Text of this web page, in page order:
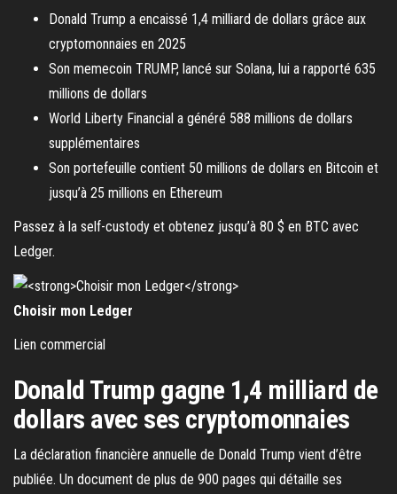
Donald Trump a encaissé 1,4 milliard de dollars grâce aux
cryptomonnaies en 2025
Son memecoin TRUMP, lancé sur Solana, lui a rapporté 635
millions de dollars
World Liberty Financial a généré 588 millions de dollars
supplémentaires
Son portefeuille contient 50 millions de dollars en Bitcoin et
jusqu’à 25 millions en Ethereum
Passez à la self-custody et obtenez jusqu’à 80 $ en BTC avec
Ledger.
Choisir mon Ledger
Lien commercial
Donald Trump gagne 1,4 milliard de
dollars avec ses cryptomonnaies
La déclaration financière annuelle de Donald Trump vient d’être
publiée. Un document de plus de 900 pages qui détaille ses